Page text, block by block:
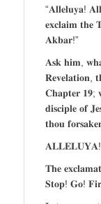
“𝐀𝐥𝐥𝐞𝐥𝐮𝐲𝐚!
𝐞𝐱𝐜𝐥𝐚𝐢𝐦 𝐭𝐡𝐞
𝐀𝐤𝐛𝐚𝐫!”
𝐀𝐬𝐤 𝐡𝐢𝐦,
𝐑𝐞𝐯𝐞𝐥𝐚𝐭𝐢𝐨𝐧,
𝐂𝐡𝐚𝐩𝐭𝐞𝐫 𝟏𝟗;
𝐝𝐢𝐬𝐜𝐢𝐩𝐥𝐞 𝐨𝐟
𝐭𝐡𝐨𝐮
𝐀𝐋𝐋𝐄𝐋𝐔𝐘𝐀!
𝐓𝐡𝐞
𝐒𝐭𝐨𝐩! 𝐆𝐨!